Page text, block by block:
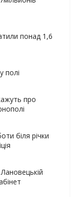
понад 1,6
полі
про
біля річки